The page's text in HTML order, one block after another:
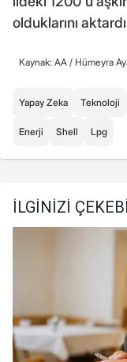
olduklarını
Kaynak: AA / Hümeyra
Yapay Zeka Teknoloji
Enerji Shell Lpg